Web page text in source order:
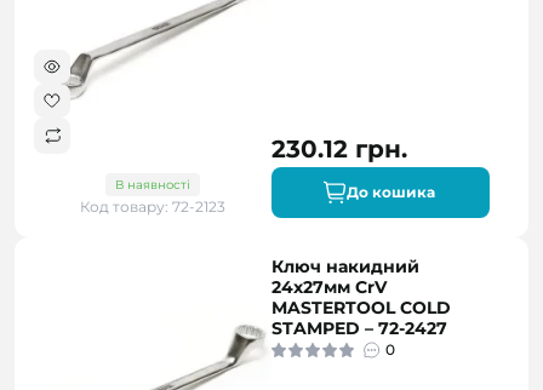
В наявності
Код товару: 72-2123
230.12 грн.
До кошика
Ключ накидний
24х27мм CrV
MASTERTOOL COLD
STAMPED – 72-2427
0